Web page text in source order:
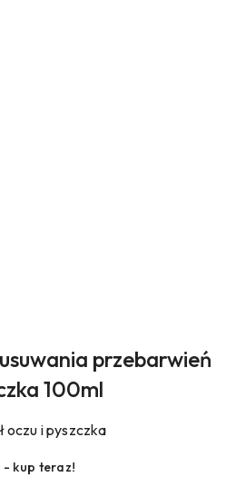
przebarwień
100ml
oczu i pyszczka
- kup teraz!